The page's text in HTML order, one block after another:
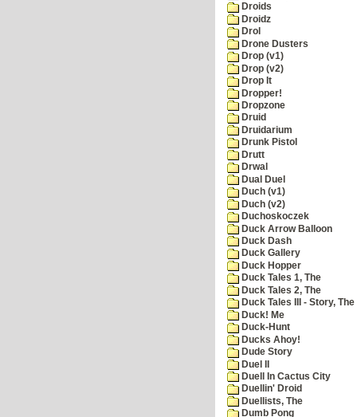
Droids
Droidz
Drol
Drone Dusters
Drop (v1)
Drop (v2)
Drop It
Dropper!
Dropzone
Druid
Druidarium
Drunk Pistol
Drutt
Drwal
Dual Duel
Duch (v1)
Duch (v2)
Duchoskoczek
Duck Arrow Balloon
Duck Dash
Duck Gallery
Duck Hopper
Duck Tales 1, The
Duck Tales 2, The
Duck Tales III - Story, The
Duck! Me
Duck-Hunt
Ducks Ahoy!
Dude Story
Duel II
Duell In Cactus City
Duellin' Droid
Duellists, The
Dumb Pong